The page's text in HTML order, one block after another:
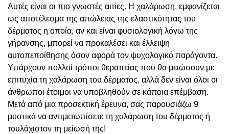
Αυτές είναι οι πιο γνωστές αιτίες. Η χαλάρωση, εμφανίζεται
ως αποτέλεσμα της απώλειας της ελαστικότητας του
δέρματος η οποία, αν και είναι φυσιολογική λόγω της
γήρανσης, μπορεί να προκαλέσει και έλλειψη
αυτοπεποίθησης όσον αφορά τον ψυχολογικό παράγοντα.
Υπάρχουν πολλοί τρόποι θεραπείας που θα μειώσουν με
επιτυχία τη χαλάρωση του δέρματος, αλλά δεν είναι όλοι οι
άνθρωποι έτοιμοι να υποβληθούν σε κάποια επέμβαση.
Μετά από μια προσεκτική έρευνα, σας παρουσιάζω 9
μυστικά να αντιμετωπίσετε τη χαλάρωση του δέρματος ή
τουλάχιστον τη μείωσή της!